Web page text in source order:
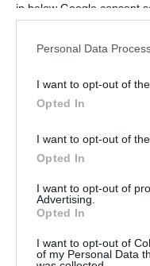
in below Google consent
Personal Data
I want to opt-out of
Opted In
I want to opt-out of
Opted In
I want to opt-out of
Advertising.
Opted In
I want to opt-out of
of my Personal Data